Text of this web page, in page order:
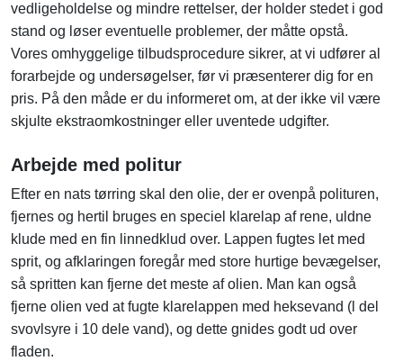
vedligeholdelse og mindre rettelser, der holder stedet i god
stand og løser eventuelle problemer, der måtte opstå.
Vores omhyggelige tilbudsprocedure sikrer, at vi udfører al
forarbejde og undersøgelser, før vi præsenterer dig for en
pris. På den måde er du informeret om, at der ikke vil være
skjulte ekstraomkostninger eller uventede udgifter.
Arbejde med politur
Efter en nats tørring skal den olie, der er ovenpå polituren,
fjernes og hertil bruges en speciel klarelap af rene, uldne
klude med en fin linnedklud over. Lappen fugtes let med
sprit, og afklaringen foregår med store hurtige bevægelser,
så spritten kan fjerne det meste af olien. Man kan også
fjerne olien ved at fugte klarelappen med heksevand (l del
svovlsyre i 10 dele vand), og dette gnides godt ud over
fladen.